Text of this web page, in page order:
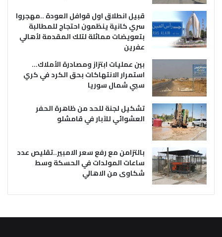
قبيل انطلاق اول قوافل العودة ..مهجروا
سري كانية ينظمون احتجاج للمطالبة
بتعويضات مماثلة لتلك المقدمة لأهالي
عفرين
بين عمليات ابتزاز ومصادرة الأملاك…
استمرار الانتهاكات بحق الكرد في كري
سبي شمال سوريا
تشكيل لجنة للحد من ظاهرة الحفر
العشوائي للآبار في قامشلو
بالتزامن مع رفع سعر الامبير..تقليص عدد
ساعات المولدات في الحسكة وسط
شكاوى من الاهالي